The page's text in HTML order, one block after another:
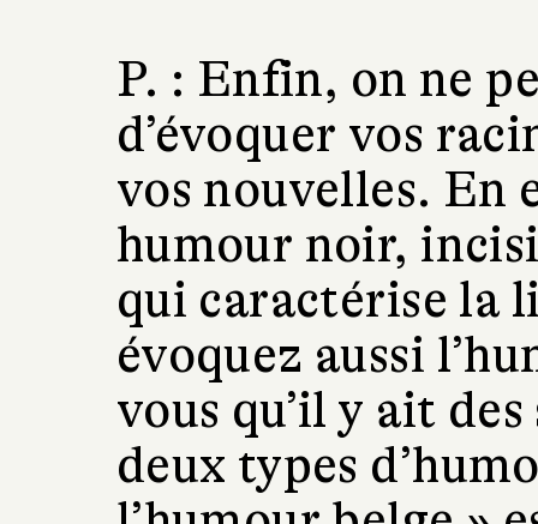
P. : Enfin, on ne
d’évoquer vos
vos nouvelles. En
humour noir,
qui caractérise la
évoquez aussi
vous qu’il y ait
deux types